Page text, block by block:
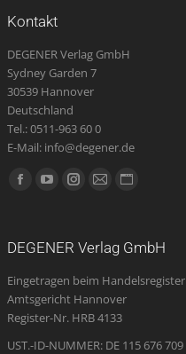
Kontakt
DEGENER Verlag GmbH
Sydney Garden 7
30539 Hannover
Deutschland
Tel.: 0511-963 60 0
E-Mail: info@degener.de
Finden Sie uns auf:
Facebook
in
new
window
YouTube
in
new
window
Instagram
in
new
window
E-
opens
in
new
window
Website
in
new
DEGENER Verlag GmbH
Eingetragen beim Handelsregister
Amtsgericht Hannover
Register-Nr. HRB 4133
UST.-ID-NUMMER: DE 115 676 709